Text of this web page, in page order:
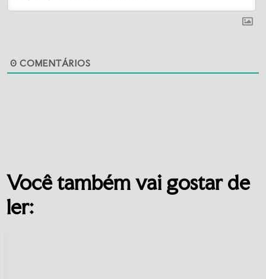
0 COMENTÁRIOS
Você também vai gostar de
ler: